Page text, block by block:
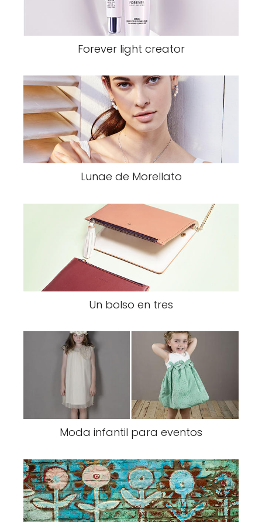
Forever light creator
Lunae de Morellato
Un bolso en tres
Moda infantil para eventos